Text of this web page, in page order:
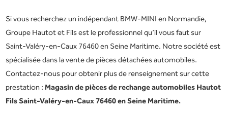
Si vous recherchez un indépendant BMW-MINI en Normandie,
Groupe Hautot et Fils est le professionnel qu’il vous faut sur
Saint-Valéry-en-Caux 76460 en Seine Maritime. Notre société est
spécialisée dans la vente de pièces détachées automobiles.
Contactez-nous pour obtenir plus de renseignement sur cette
prestation :Magasin de pièces de rechange automobiles Hautot
Fils Saint-Valéry-en-Caux 76460 en Seine Maritime.